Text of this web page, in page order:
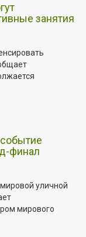
занятия
финал
уличной
мирового